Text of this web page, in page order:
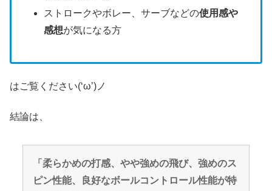
ストロークやボレー、サーブなどの使用感や
感想が気になる方
はご覧ください(‘ω’)ノ
結論は、
「柔らかめの打感、やや強めの飛び、強めのス
ピン性能、良好なボールコントロール性能が特